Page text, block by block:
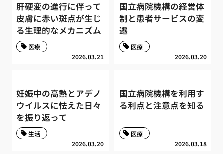
肝硬変の進行に伴って
皮膚に赤い斑点が生じ
る生理的なメカニズム
2026.03.21
医療
国立病院機構の経営体
制と患者サービスの変
遷
2026.03.20
医療
妊娠中の高熱とアデノ
ウイルスに怯えた日々
を振り返って
2026.03.20
生活
国立病院機構を利用す
る利点と注意点を知る
2026.03.18
医療